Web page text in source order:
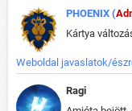
PHOENIX (
Weboldal javaslatok/
Ragi